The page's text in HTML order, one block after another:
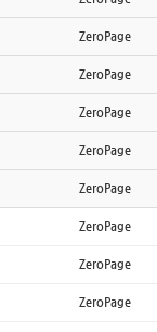
ZeroPage
ZeroPage
ZeroPage
ZeroPage
ZeroPage
ZeroPage
ZeroPage
ZeroPage